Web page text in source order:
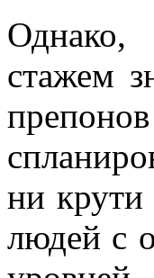
Однако,
стажем
ни
людей с